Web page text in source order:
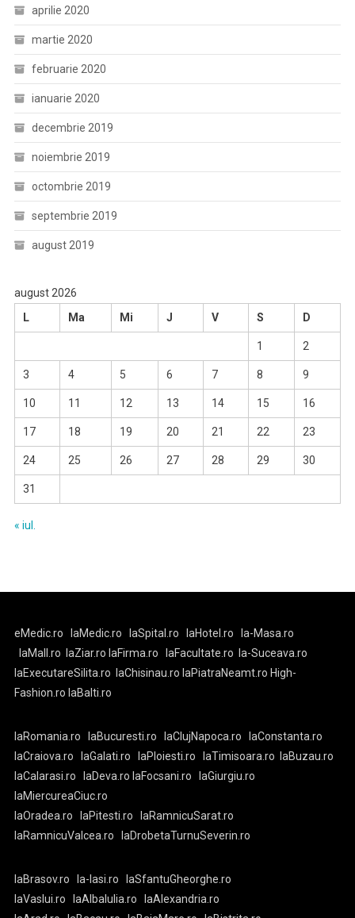
aprilie 2020
martie 2020
februarie 2020
ianuarie 2020
decembrie 2019
noiembrie 2019
octombrie 2019
septembrie 2019
august 2019
august 2026
L
Ma Mi J V S D
1 2
3 4 5 6 7 8 9
10 11 12 13 14 15 16
17 18 19 20 21 22 23
24 25 26 27 28 29 30
31
« iul.
eMedic.ro laMedic.ro laSpital.ro laHotel.ro
la-Masa.ro
laMall.ro
laZiar.ro laFirma.ro laFacultate.ro
la-Suceava.ro
laExecutareSilita.ro
laChisinau.ro laPiatraNeamt.ro High-
Fashion.ro laBalti.ro
laRomania.ro laBucuresti.ro laClujNapoca.ro
laConstanta.ro
laCraiova.ro
laGalati.ro laPloiesti.ro laTimisoara.ro
laBuzau.ro
laCalarasi.ro
laDeva.ro laFocsani.ro
laGiurgiu.ro
laMiercureaCiuc.ro
laOradea.ro
laPitesti.ro
laRamnicuSarat.ro
laRamnicuValcea.ro
laDrobetaTurnuSeverin.ro
laBrasov.ro la-Iasi.ro
laSfantuGheorghe.ro
laVaslui.ro
laAlbaIulia.ro
laAlexandria.ro